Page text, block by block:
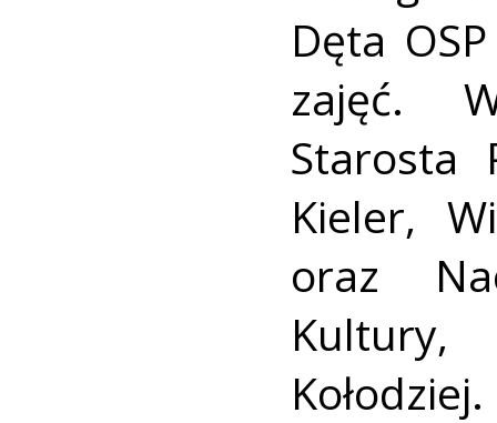
Dęta
zajęć.
Starosta
Kieler,
oraz
Kołodziej.